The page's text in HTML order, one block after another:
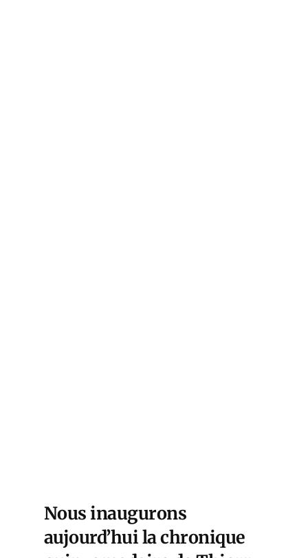
Nous inaugurons
aujourd’hui la chronique